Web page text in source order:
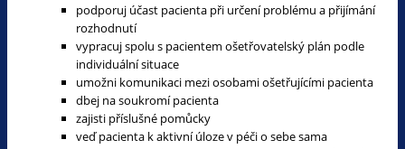
podporuj účast pacienta při určení problému a přijímání
rozhodnutí
vypracuj spolu s pacientem ošetřovatelský plán podle
individuální situace
umožni komunikaci mezi osobami ošetřujícími pacienta
dbej na soukromí pacienta
zajisti příslušné pomůcky
veď pacienta k aktivní úloze v péči o sebe sama